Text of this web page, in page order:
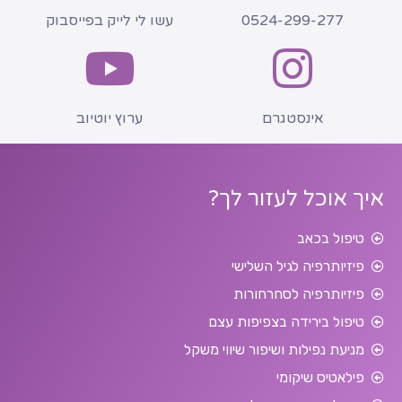
0524-299-277 עשו לי לייק בפייסבוק
אינסטגרם ערוץ יוטיוב
איך אוכל לעזור לך?
טיפול בכאב
פיזיותרפיה לגיל השלישי
פיזיותרפיה לסחרחורות
טיפול בירידה בצפיפות עצם
מניעת נפילות ושיפור שיווי משקל
פילאטיס שיקומי